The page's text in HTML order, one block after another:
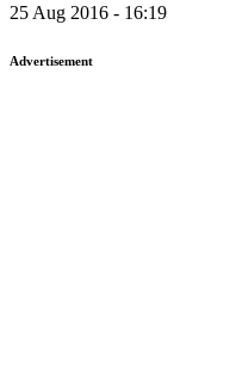
25 Aug 2016 - 16:19
Advertisement